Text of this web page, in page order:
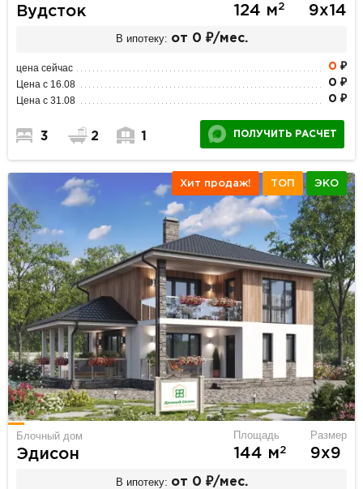
Вудсток 124 м2 9х14
В ипотеку: от 0 ₽/мес.
цена сейчас 0 ₽
Цена с 16.08 0 ₽
Цена с 31.08 0 ₽
3 2 1 ПОЛУЧИТЬ РАСЧЕТ
Хит продаж! ТОП ЭКО
Блочный дом
Эдисон
Площадь
144 м2
Размер
9х9
В ипотеку: от 0 ₽/мес.